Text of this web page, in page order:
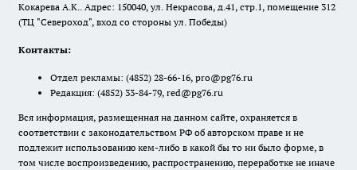
Кокарева А.К.. Адрес: 150040, ул. Некрасова, д.41, стр.1, помещение 312
(ТЦ "Североход", вход со стороны ул. Победы)
Контакты:
Отдел рекламы: (4852) 28-66-16, pro@pg76.ru
Редакция: (4852) 33-84-79, red@pg76.ru
Вся информация, размещенная на данном сайте, охраняется в
соответствии с законодательством РФ об авторском праве и не
подлежит использованию кем-либо в какой бы то ни было форме, в
том числе воспроизведению, распространению, переработке не иначе